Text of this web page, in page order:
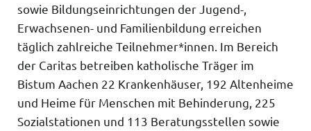
sowie Bildungseinrichtungen der Jugend-,
Erwachsenen- und Familienbildung erreichen
täglich zahlreiche Teilnehmer*innen. Im Bereich
der Caritas betreiben katholische Träger im
Bistum Aachen 22 Krankenhäuser, 192 Altenheime
und Heime für Menschen mit Behinderung, 225
Sozialstationen und 113 Beratungsstellen sowie